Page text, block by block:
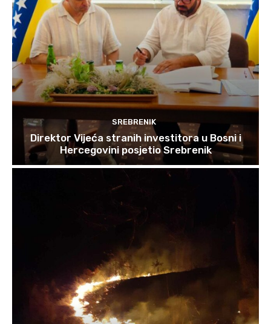
SREBRENIK
Direktor Vijeća stranih investitora u Bosni i
Hercegovini posjetio Srebrenik